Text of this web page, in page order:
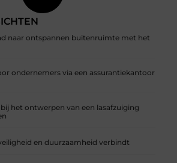
naar ontspannen buitenruimte met het
ondernemers via een assurantiekantoor
het ontwerpen van een lasafzuiging
en duurzaamheid verbindt